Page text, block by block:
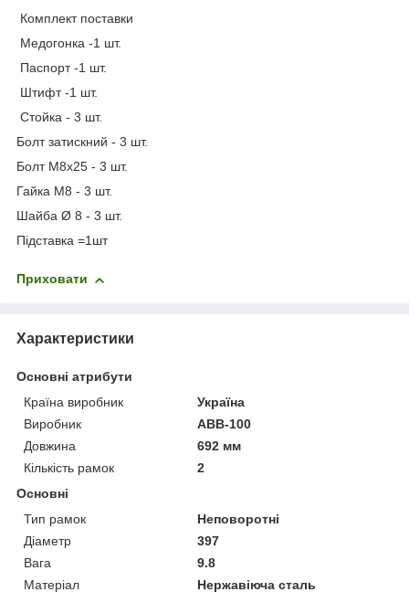
Комплект поставки
Медогонка -1 шт.
Паспорт -1 шт.
Штифт -1 шт.
Стойка - 3 шт.
Болт затискний - 3 шт.
Болт М8х25 - 3 шт.
Гайка М8 - 3 шт.
Шайба Ø 8 - 3 шт.
Підставка =1шт
Приховати
Характеристики
Основні атрибути
Країна виробник
Україна
Виробник
АВВ-100
Довжина
692 мм
Кількість рамок
2
Основні
Тип рамок
Неповоротні
Діаметр
397
Вага
9.8
Матеріал
Нержавіюча сталь